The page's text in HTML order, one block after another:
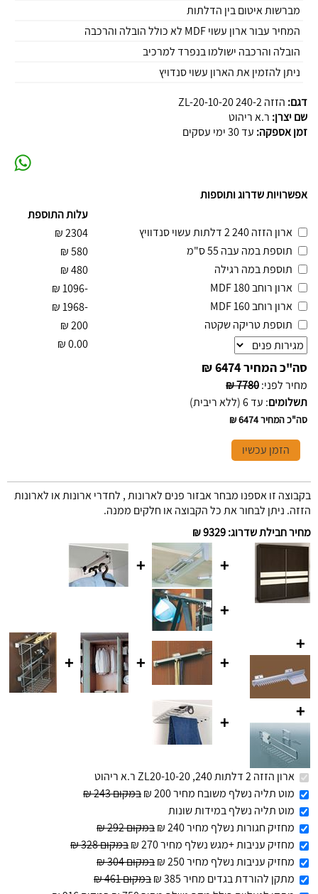
מברשות איטום בין הדלתות
המחיר עבור ארון עשוי MDF לא כולל הובלה והרכבה
הובלה והרכבה ישולמו בנפרד למרכיב
ניתן להזמין את הארון עשוי סנדויץ
דגם: הזזה 240-2 ZL-20-10-20
שם יצרן: ר.א ריהוט
זמן אספקה: עד 30 ימי עסקים
אפשרויות שדרוג ותוספות
עלות התוספת
ארון הזזה 240 2 דלתות עשוי סנדוויץ
2304
₪
תוספת במה עבה 55 ס"מ
580
₪
תוספת במה רגילה
480
₪
ארון רוחב 180 MDF
-1096
₪
ארון רוחב 160 MDF
-1968
₪
תוספת טריקה שקטה
200
₪
0.00
₪
סה"כ המחיר6474 ₪
מחיר לפני:
7780 ₪
תשלומים: עד 6 (ללא ריבית)
סה"כ המחיר6474 ₪
הזמן עכשיו
בקבוצה זו אספנו מבחר אבזור פנים לארונות , לחדרי ארונות או לארונות
הזזה. ניתן לבחור את כל הקבוצה או חלקים ממנה.
מחיר חבילת שדרוג:
9329 ₪
+
+
+
+
+
+
+
+
+
ארון הזזה 2 דלתות 240, ZL20-10-20 ר.א ריהוט
מוט תליה נשלף משובח מחיר 200 ₪
במקום 243 ₪
מוט תליה נשלף במידות שונות
מחזיק חגורות נשלף מחיר 240 ₪
במקום 292 ₪
מחזיק עניבות +מגש נשלף מחיר 270 ₪
במקום 328 ₪
מחזיק עניבות נשלף מחיר 250 ₪
במקום 304 ₪
מתקן להורדת בגדים מחיר 385 ₪
במקום 461 ₪